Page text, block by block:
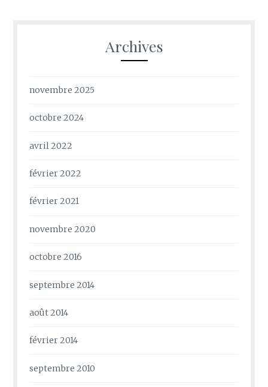
Archives
novembre 2025
octobre 2024
avril 2022
février 2022
février 2021
novembre 2020
octobre 2016
septembre 2014
août 2014
février 2014
septembre 2010